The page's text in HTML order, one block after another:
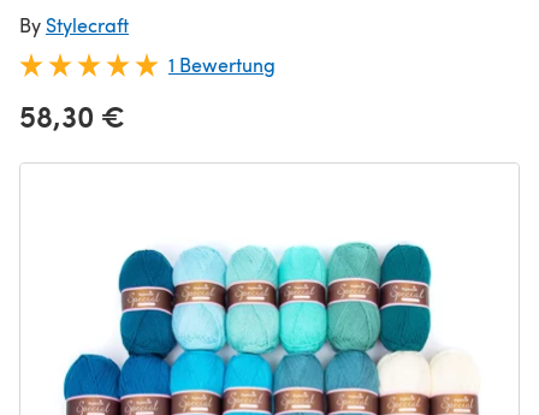
By Stylecraft
1 Bewertung
58,30 €